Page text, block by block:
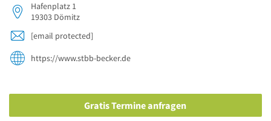
Hafenplatz 1
19303 Dömitz
[email protected]
https://www.stbb-becker.de
Gratis Termine anfragen